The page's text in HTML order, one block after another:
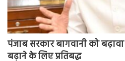
पंजाब सरकार बागवानी को
बढ़ाने के लिए प्रतिबद्ध